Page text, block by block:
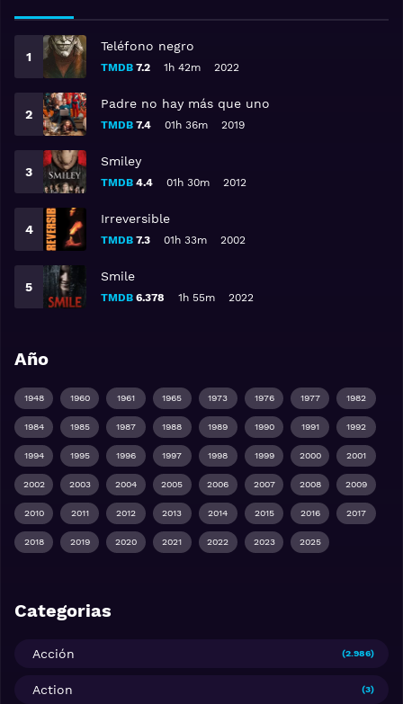
Teléfono negro
TMDB 7.2 1h 42m 2022
Padre no hay más que uno
TMDB 7.4 01h 36m 2019
Smiley
TMDB 4.4 01h 30m 2012
Irreversible
TMDB 7.3 01h 33m 2002
Smile
TMDB 6.378 1h 55m 2022
Año
1948 1960 1961 1965 1973 1976 1977 1982
1984 1985 1987 1988 1989 1990 1991 1992
1994 1995 1996 1997 1998 1999 2000 2001
2002 2003 2004 2005 2006 2007 2008 2009
2010 2011 2012 2013 2014 2015 2016 2017
2018 2019 2020 2021 2022 2023 2025
Categorias
Acción (2.986)
Action (3)